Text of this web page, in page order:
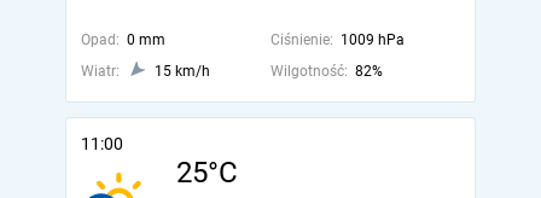
Opad: 0 mm Ciśnienie: 1009 hPa
Wiatr:
15 km/h Wilgotność: 82%
11:00
25°C